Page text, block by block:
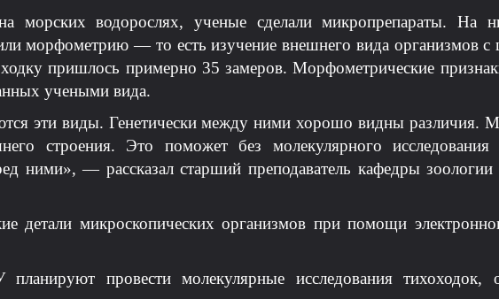
морских водорослях, ученые сделали микропрепараты. На
морфометрию — то есть изучение внешнего вида организмов с
пришлось примерно 35 замеров. Морфометрические
учеными вида.
эти виды. Генетически между ними хорошо видны различия.
строения. Это поможет без молекулярного
ними», — рассказал старший преподаватель кафедры
детали микроскопических организмов при помощи
провести молекулярные исследования тихоходок,